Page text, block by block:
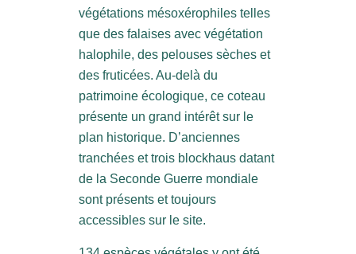
végétations mésoxérophiles telles
que des falaises avec végétation
halophile, des pelouses sèches et
des fruticées. Au-delà du
patrimoine écologique, ce coteau
présente un grand intérêt sur le
plan historique. D’anciennes
tranchées et trois blockhaus datant
de la Seconde Guerre mondiale
sont présents et toujours
accessibles sur le site.